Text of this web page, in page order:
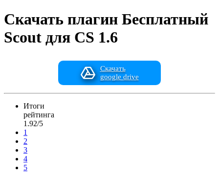
Скачать плагин Бесплатный
Scout для CS 1.6
Скачать
google drive
Итоги
рейтинга
1.92/5
1
2
3
4
5